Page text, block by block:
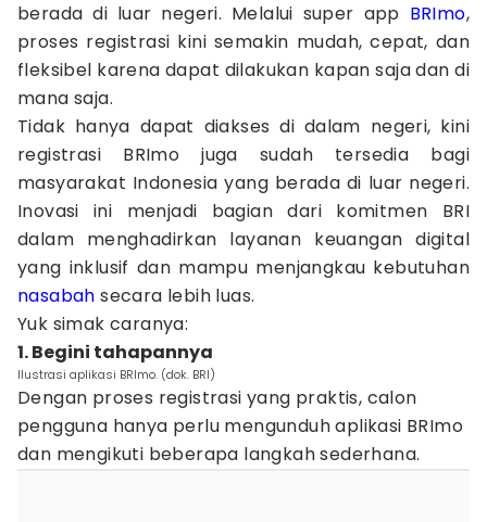
berada di luar negeri. Melalui super app BRImo,
proses registrasi kini semakin mudah, cepat, dan
fleksibel karena dapat dilakukan kapan saja dan di
mana saja.
Tidak hanya dapat diakses di dalam negeri, kini
registrasi BRImo juga sudah tersedia bagi
masyarakat Indonesia yang berada di luar negeri.
Inovasi ini menjadi bagian dari komitmen BRI
dalam menghadirkan layanan keuangan digital
yang inklusif dan mampu menjangkau kebutuhan
nasabah secara lebih luas.
Yuk simak caranya:
1. Begini tahapannya
Ilustrasi aplikasi BRImo. (dok. BRI)
Dengan proses registrasi yang praktis, calon
pengguna hanya perlu mengunduh aplikasi BRImo
dan mengikuti beberapa langkah sederhana.